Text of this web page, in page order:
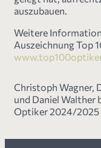
Christoph Wagner,
und Daniel Walther
Optiker 2024/2025
auszubauen.
Weitere
Auszeichnung Top